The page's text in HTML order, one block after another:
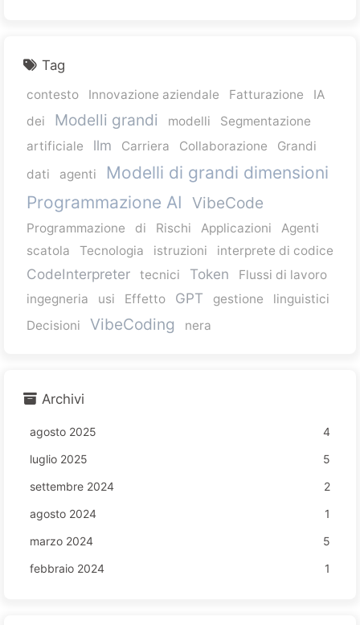
Tag
contesto Innovazione aziendale Fatturazione
IA
dei
Modelli grandi modelli
Segmentazione
artificiale
llm Carriera Collaborazione
Grandi
dati
agenti
Modelli di grandi dimensioni
Programmazione AI VibeCode
Programmazione di Rischi Applicazioni
Agenti
scatola
Tecnologia istruzioni interprete di codice
CodeInterpreter tecnici Token
Flussi di lavoro
ingegneria
usi Effetto GPT gestione
linguistici
Decisioni
VibeCoding nera
Archivi
agosto 2025
4
luglio 2025
5
settembre 2024
2
agosto 2024
1
marzo 2024
5
febbraio 2024
1